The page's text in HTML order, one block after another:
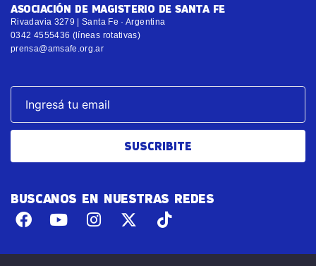
ASOCIACIÓN DE MAGISTERIO DE SANTA FE
Rivadavia 3279 | Santa Fe · Argentina
0342 4555436 (líneas rotativas)
prensa@amsafe.org.ar
SUSCRIBITE
BUSCANOS EN NUESTRAS REDES